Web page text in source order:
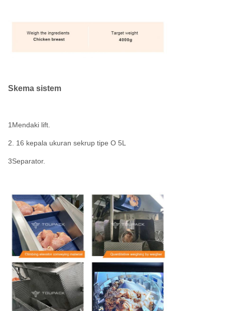
Skema sistem
1Mendaki lift.
2. 16 kepala ukuran sekrup tipe O 5L
3Separator.